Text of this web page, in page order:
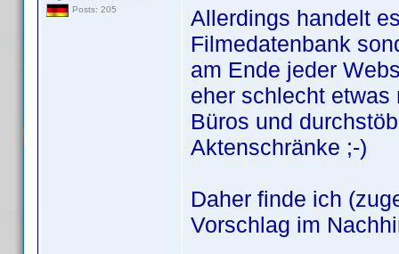
Posts: 205
Allerdings handelt
Filmedatenbank
am Ende jeder
eher schlecht
Büros und
Aktenschränke ;-)
Daher finde ich
Vorschlag im